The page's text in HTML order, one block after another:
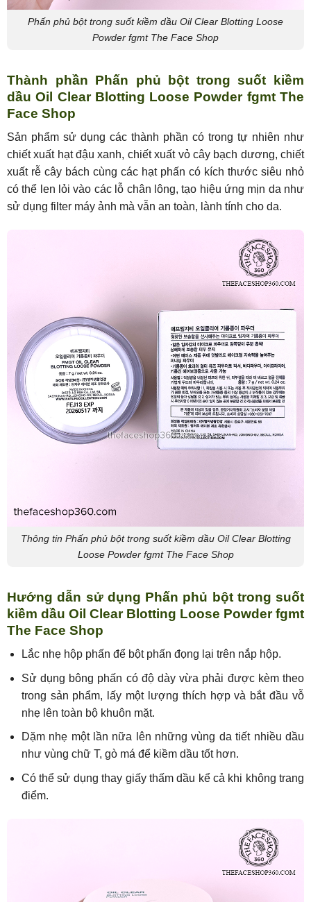
Phấn phủ bột trong suốt kiềm dầu Oil Clear Blotting Loose
Powder fgmt The Face Shop
Thành phần Phấn phủ bột trong suốt kiềm
dầu Oil Clear Blotting Loose Powder fgmt The
Face Shop
Sản phẩm sử dụng các thành phần có trong tự nhiên như
chiết xuất hạt đậu xanh, chiết xuất vỏ cây bạch dương, chiết
xuất rễ cây bách cùng các hạt phấn có kích thước siêu nhỏ
có thể len lỏi vào các lỗ chân lông, tạo hiệu ứng mịn da như
sử dụng filter máy ảnh mà vẫn an toàn, lành tính cho da.
Thông tin Phấn phủ bột trong suốt kiềm dầu Oil Clear Blotting
Loose Powder fgmt The Face Shop
Hướng dẫn sử dụng Phấn phủ bột trong suốt
kiềm dầu Oil Clear Blotting Loose Powder fgmt
The Face Shop
Lắc nhẹ hộp phấn để bột phấn đọng lại trên nắp hộp.
Sử dụng bông phấn có độ dày vừa phải được kèm theo
trong sản phẩm, lấy một lượng thích hợp và bắt đầu vỗ
nhẹ lên toàn bộ khuôn mặt.
Dặm nhẹ một lần nữa lên những vùng da tiết nhiều dầu
như vùng chữ T, gò má để kiềm dầu tốt hơn.
Có thể sử dụng thay giấy thấm dầu kể cả khi không trang
điểm.